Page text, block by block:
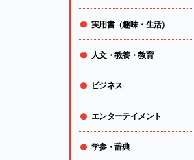
実用書（趣味・生活）
人文・教養・教育
ビジネス
エンターテイメント
学参・辞典